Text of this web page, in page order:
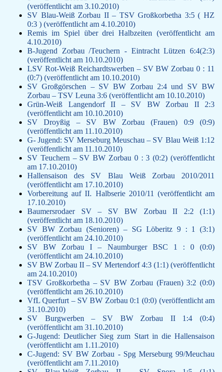
(veröffentlicht am 3.10.2010)
SV Blau-Weiß Zorbau II – TSV Großkorbetha 3:5 ( HZ
0:3 ) (veröffentlicht am 4.10.2010)
Remis im Spiel über drei Halbzeiten (veröffentlicht am
4.10.2010)
B-Jugend Zorbau /Teuchern - Eintracht Lützen 6:4(2:3)
(veröffentlicht am 10.10.2010)
LSV Rot-Weiß Reichardtswerben – SV BW Zorbau 0 : 11
(0:7) (veröffentlicht am 10.10.2010)
SV Großgörschen – SV BW Zorbau 2:4 und SV BW
Zorbau – TSV Leuna 3:6 (veröffentlicht am 10.10.2010)
Grün-Weiß Langendorf II – SV BW Zorbau II 2:3
(veröffentlicht am 10.10.2010)
SV Droyßig – SV BW Zorbau (Frauen) 0:9 (0:9)
(veröffentlicht am 11.10.2010)
G- Jugend: SV Merseburg Meuschau – SV Blau Weiß 1:12
(veröffentlicht am 11.10.2010)
SV Teuchern – SV BW Zorbau 0 : 3 (0:2) (veröffentlicht
am 17.10.2010)
Hallensaison des SV Blau Weiß Zorbau 2010/2011
(veröffentlicht am 17.10.2010)
Vorbereitung auf II. Halbserie 2010/11 (veröffentlicht am
17.10.2010)
Baumersrodaer SV – SV BW Zorbau II 2:2 (1:1)
(veröffentlicht am 18.10.2010)
SV BW Zorbau (Senioren) – SG Löberitz 9 : 1 (3:1)
(veröffentlicht am 24.10.2010)
SV BW Zorbau I – Naumburger BSC 1 : 0 (0:0)
(veröffentlicht am 24.10.2010)
SV BW Zorbau II – SV Mertendorf 4:3 (1:1) (veröffentlicht
am 24.10.2010)
TSV Großkorbetha – SV BW Zorbau (Frauen) 3:2 (0:0)
(veröffentlicht am 26.10.2010)
VfL Querfurt – SV BW Zorbau 0:1 (0:0) (veröffentlicht am
31.10.2010)
SV Burgwerben – SV BW Zorbau II 1:4 (0:4)
(veröffentlicht am 31.10.2010)
G-Jugend: Deutlicher Sieg zum Start in die Hallensaison
(veröffentlicht am 1.11.2010)
C-Jugend: SV BW Zorbau - Spg Merseburg 99/Meuchau
(veröffentlicht am 7.11.2010)